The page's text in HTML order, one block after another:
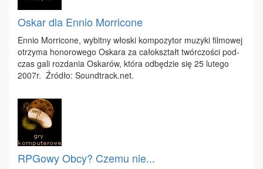
Oskar dla Ennio Morricone
En­nio Mor­ri­co­ne, wy­bit­ny wło­ski kom­po­zy­tor mu­zy­ki fil­mo­wej
otrzy­ma ho­no­ro­we­go Oska­ra za ca­ło­kształt twór­czo­ści pod­
czas ga­li roz­da­nia Oska­rów, któ­ra od­bę­dzie się 25 lu­te­go
2007r. Źró­dło: Sou​ndtr​ack.​net.
RPGowy Obcy? Czemu nie...